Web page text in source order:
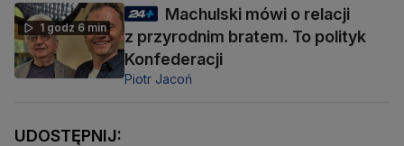
1 godz 6 min
Machulski mówi o relacji
z przyrodnim bratem. To polityk
Konfederacji
Piotr Jacoń
UDOSTĘPNIJ: